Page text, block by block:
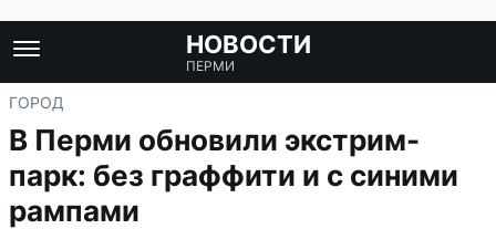
НОВОСТИ
ПЕРМИ
ГОРОД
В Перми обновили экстрим-
парк: без граффити и с синими
рампами